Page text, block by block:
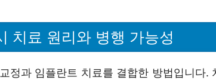
치료 원리와 병행 가능성
정과 임플란트 치료를 결합한 방법입니다.